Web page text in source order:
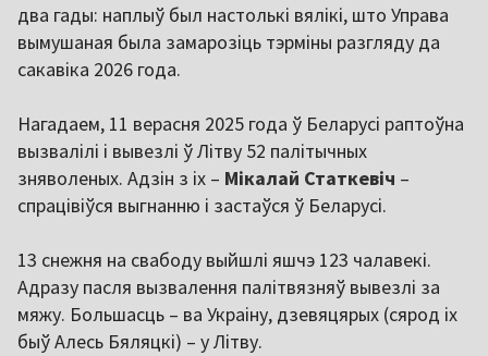
два гады: наплыў был настолькі вялікі, што Управа
вымушаная была замарозіць тэрміны разгляду да
сакавіка 2026 года.
Нагадаем, 11 верасня 2025 года ў Беларусі раптоўна
вызвалілі і вывезлі ў Літву 52 палітычных
зняволеных. Адзін з іх – Мікалай Статкевіч –
спрацівіўся выгнанню і застаўся ў Беларусі.
13 снежня на свабоду выйшлі яшчэ 123 чалавекі.
Адразу пасля вызвалення палітвязняў вывезлі за
мяжу. Большасць – ва Украіну, дзевяцярых (сярод іх
быў Алесь Бяляцкі) – у Літву.